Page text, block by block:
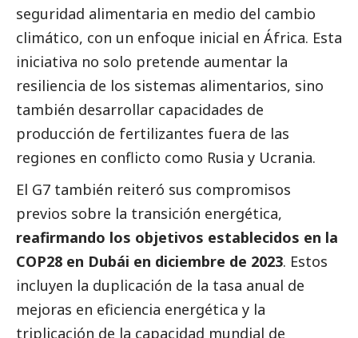
seguridad alimentaria en medio del cambio
climático, con un enfoque inicial en África. Esta
iniciativa no solo pretende aumentar la
resiliencia de los sistemas alimentarios, sino
también desarrollar capacidades de
producción de fertilizantes fuera de las
regiones en conflicto como Rusia y Ucrania.
El G7 también reiteró sus compromisos
previos sobre la transición energética,
reafirmando los objetivos establecidos en la
COP28 en Dubái en diciembre de 2023. Estos
incluyen la duplicación de la tasa anual de
mejoras en eficiencia energética y la
triplicación de la capacidad mundial de